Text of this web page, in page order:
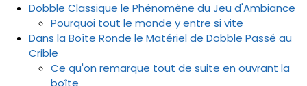
Dobble Classique le Phénomène du Jeu d'Ambiance
Pourquoi tout le monde y entre si vite
Dans la Boîte Ronde le Matériel de Dobble Passé au
Crible
Ce qu'on remarque tout de suite en ouvrant la
boîte